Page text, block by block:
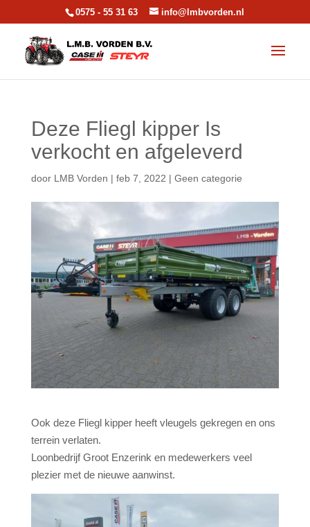
0575 - 55 31 63 info@lmbvorden.nl
Deze Fliegl kipper Is
verkocht en afgeleverd
door LMB Vorden | feb 7, 2022 | Geen categorie
Ook deze Fliegl kipper heeft vleugels gekregen en ons
terrein verlaten.
Loonbedrijf Groot Enzerink en medewerkers veel
plezier met de nieuwe aanwinst.